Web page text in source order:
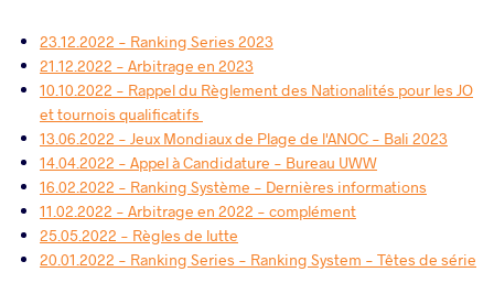
23.12.2022 - Ranking Series 2023
21.12.2022 - Arbitrage en 2023
10.10.2022 - Rappel du Règlement des Nationalités pour les JO
et tournois qualificatifs
13.06.2022 - Jeux Mondiaux de Plage de l'ANOC - Bali 2023
14.04.2022 - Appel à Candidature - Bureau UWW
16.02.2022 - Ranking Système - Dernières informations
11.02.2022 - Arbitrage en 2022 - complément
25.05.2022 - Règles de lutte
20.01.2022 - Ranking Series - Ranking System - Têtes de série